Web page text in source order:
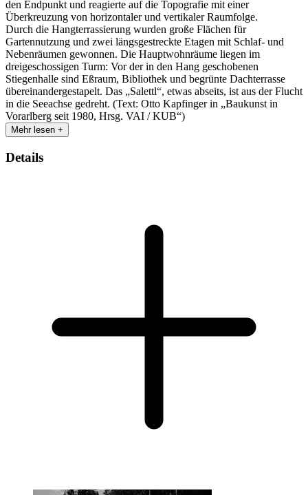
den Endpunkt und reagierte auf die Topografie mit einer
Überkreuzung von horizontaler und vertikaler Raumfolge.
Durch die Hangterrassierung wurden große Flächen für
Gartennutzung und zwei längsgestreckte Etagen mit Schlaf- und
Nebenräumen gewonnen. Die Hauptwohnräume liegen im
dreigeschossigen Turm: Vor der in den Hang geschobenen
Stiegenhalle sind Eßraum, Bibliothek und begrünte Dachterrasse
übereinandergestapelt. Das „Salettl“, etwas abseits, ist aus der Flucht
in die Seeachse gedreht. (Text: Otto Kapfinger in „Baukunst in
Vorarlberg seit 1980, Hrsg. VAI / KUB“)
Mehr lesen +
Details